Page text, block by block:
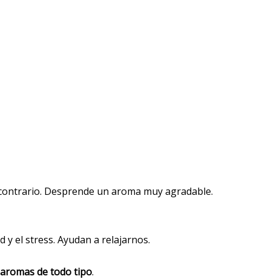
Desprende un aroma muy agradable.
y el stress. Ayudan a relajarnos.
de todo tipo.